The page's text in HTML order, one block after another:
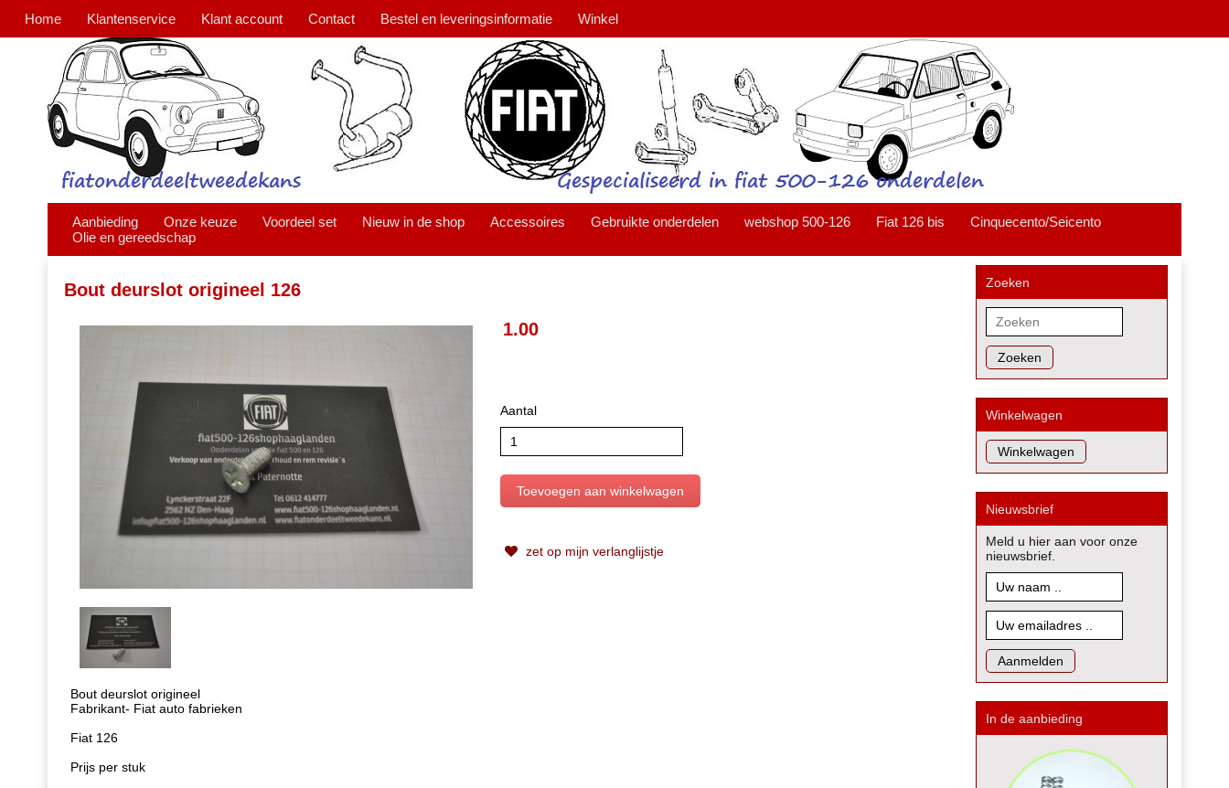
Home Klantenservice Klant account Contact Bestel en leveringsinformatie Winkel
Aanbieding Onze keuze Voordeel set Nieuw in de shop Accessoires Gebruikte onderdelen webshop 500-126 Fiat 126 bis
Cinquecento/Seicento
Olie en gereedschap
Bout deurslot origineel 126
1.00
Aantal
zet op mijn verlanglijstje
Bout deurslot origineel
Fabrikant- Fiat auto fabrieken
Fiat 126
Prijs per stuk
Zoeken
Zoeken
Winkelwagen
Nieuwsbrief
Meld u hier aan voor onze
nieuwsbrief.
In de aanbieding